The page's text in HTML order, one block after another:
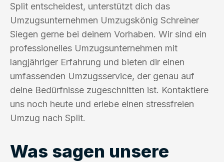
Split entscheidest, unterstützt dich das
Umzugsunternehmen Umzugskönig Schreiner
Siegen gerne bei deinem Vorhaben. Wir sind ein
professionelles Umzugsunternehmen mit
langjähriger Erfahrung und bieten dir einen
umfassenden Umzugsservice, der genau auf
deine Bedürfnisse zugeschnitten ist. Kontaktiere
uns noch heute und erlebe einen stressfreien
Umzug nach Split.
Was sagen unsere